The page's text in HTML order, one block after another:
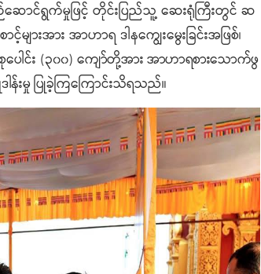
ောင်ရွက်မှုဖြင့် တိုင်းပြည်သူ့ ဆေးရုံကြီးတွင် ဆ
ားအား အာဟာရ ဒါနကျွေးမွေးခြင်းအဖြစ်၊
ေါင်း (၃၀၀) ကျော်တို့အား အာဟာရစားသောက်ဖွ
န်းမှုပြုခဲ့ကြကြောင်းသိရသည်။